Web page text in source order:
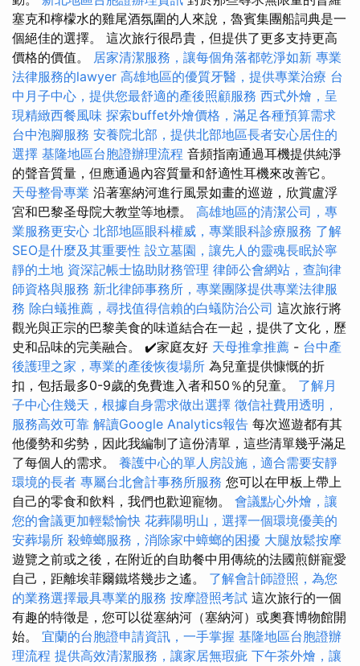
塞克和檸檬水的雞尾酒氛圍的人來說，魯賓集團船詞典是一
個絕佳的選擇。 這次旅行很昂貴，但提供了更多支持更高
價格的價值。 居家清潔服務，讓每個角落都乾淨如新 專業
法律服務的lawyer 高雄地區的優質牙醫，提供專業治療 台
中月子中心，提供您最舒適的產後照顧服務 西式外燴，呈
現精緻西餐風味 探索buffet外燴價格，滿足各種預算需求
台中泡腳服務 安養院北部，提供北部地區長者安心居住的
選擇 基隆地區台胞證辦理流程 音頻指南通過耳機提供純淨
的聲音質量，但應通過內容質量和舒適性耳機來改善它。
天母整骨專業 沿著塞納河進行風景如畫的巡遊，欣賞盧浮
宮和巴黎圣母院大教堂等地標。 高雄地區的清潔公司，專
業服務更安心 北部地區眼科權威，專業眼科診療服務 了解
SEO是什麼及其重要性 設立墓園，讓先人的靈魂長眠於寧
靜的土地 資深記帳士協助財務管理 律師公會網站，查詢律
師資格與服務 新北律師事務所，專業團隊提供專業法律服
務 除白蟻推薦，尋找值得信賴的白蟻防治公司 這次旅行將
觀光與正宗的巴黎美食的味道結合在一起，提供了文化，歷
史和品味的完美融合。 ✔️家庭友好 天母推拿推薦 - 台中產
後護理之家，專業的產後恢復場所 為兒童提供慷慨的折
扣，包括最多0-9歲的免費進入者和50％的兒童。 了解月
子中心住幾天，根據自身需求做出選擇 徵信社費用透明，
服務高效可靠 解讀Google Analytics報告 每次巡遊都有其
他優勢和劣勢，因此我編制了這份清單，這些清單幾乎滿足
了每個人的需求。 養護中心的單人房設施，適合需要安靜
環境的長者 專屬台北會計事務所服務 您可以在甲板上帶上
自己的零食和飲料，我們也歡迎寵物。 會議點心外燴，讓
您的會議更加輕鬆愉快 花葬陽明山，選擇一個環境優美的
安葬場所 殺蟑螂服務，消除家中蟑螂的困擾 大腿放鬆按摩
遊覽之前或之後，在附近的自助餐中用傳統的法國煎餅寵愛
自己，距離埃菲爾鐵塔幾步​​之遙。 了解會計師證照，為您
的業務選擇最具專業的服務 按摩證照考試 這次旅行的一個
有趣的特徵是，您可以從塞納河（塞納河）或奧賽博物館開
始。 宜蘭的台胞證申請資訊，一手掌握 基隆地區台胞證辦
理流程 提供高效清潔服務，讓家居無瑕疵 下午茶外燴，讓